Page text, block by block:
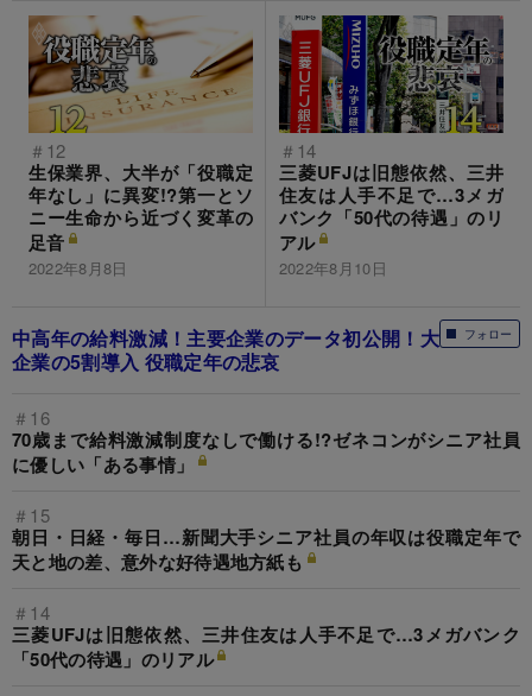
＃12
生保業界、大半が「役職定
年なし」に異変!?第一とソ
ニー生命から近づく変革の
足音
2022年8月8日
＃14
三菱UFJは旧態依然、三井
住友は人手不足で…3メガ
バンク「50代の待遇」のリ
アル
2022年8月10日
フォロー
中高年の給料激減！主要企業のデータ初公開！大
企業の5割導入 役職定年の悲哀
＃16
70歳まで給料激減制度なしで働ける!?ゼネコンがシニア社員
に優しい「ある事情」
＃15
朝日・日経・毎日…新聞大手シニア社員の年収は役職定年で
天と地の差、意外な好待遇地方紙も
＃14
三菱UFJは旧態依然、三井住友は人手不足で…3メガバンク
「50代の待遇」のリアル